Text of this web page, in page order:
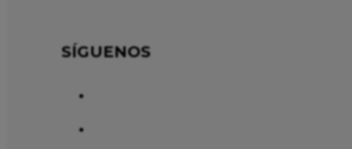
SÍGUENOS